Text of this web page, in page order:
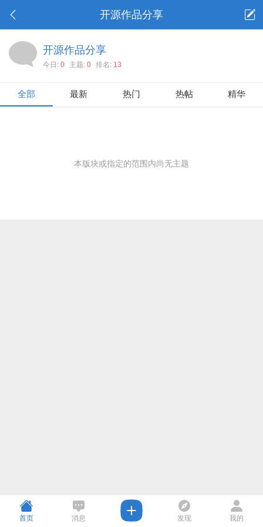
开源作品分享
开源作品分享
今日: 0 主题: 0 排名: 13
全部 最新 热门 热帖 精华
本版块或指定的范围内尚无主题
首页 消息 发现 我的